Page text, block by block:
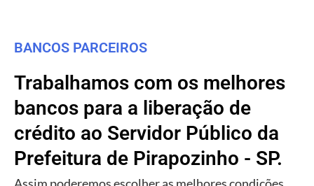
BANCOS PARCEIROS
Trabalhamos com os melhores
bancos para a liberação de
crédito ao Servidor Público da
Prefeitura de Pirapozinho - SP.